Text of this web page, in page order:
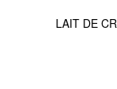
LAIT DE